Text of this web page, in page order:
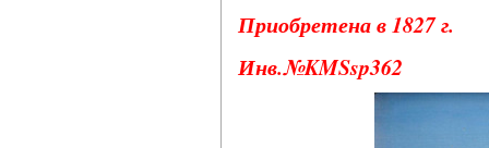
Приобретена в 1827 г.
Инв.№KMSsp362